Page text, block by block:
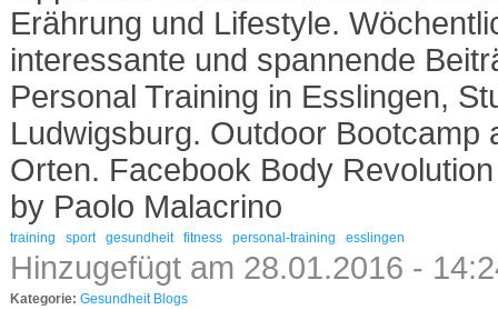
Erährung und Lifestyle.
interessante und spannende
Personal Training in Esslingen,
Ludwigsburg. Outdoor Bootcamp
Orten. Facebook Body
by Paolo Malacrino
training sport gesundheit fitness personal-training esslingen
Hinzugefügt am 28.01.2016 -
Kategorie: Gesundheit Blogs